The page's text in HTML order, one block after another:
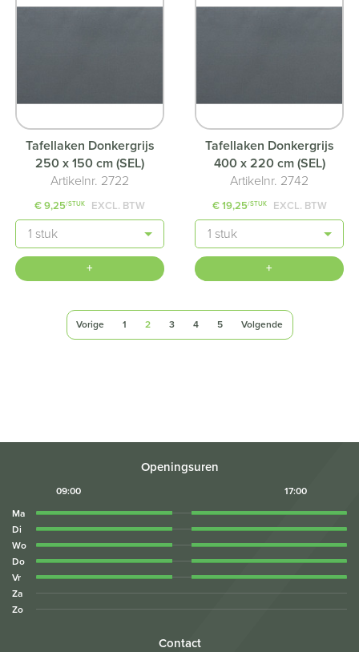
Tafellaken Donkergrijs
250 x 150 cm (SEL)
Artikelnr. 2722
€ 9,25/STUK EXCL. BTW
Aantal
+
Tafellaken Donkergrijs
400 x 220 cm (SEL)
Artikelnr. 2742
€ 19,25/STUK EXCL. BTW
Aantal
+
Vorige 1 2 3 4 5 Volgende
Openingsuren
09:00
17:00
Ma
Di
Wo
Do
Vr
Za
Zo
Contact